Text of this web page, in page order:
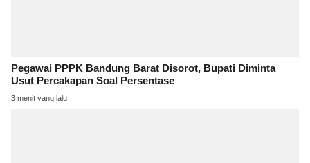
Pegawai PPPK Bandung Barat Disorot, Bupati Diminta
Usut Percakapan Soal Persentase
3 menit yang lalu